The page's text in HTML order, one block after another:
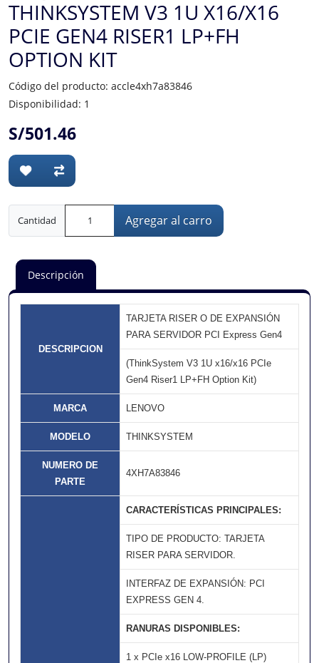
THINKSYSTEM V3 1U X16/X16
PCIE GEN4 RISER1 LP+FH
OPTION KIT
Código del producto: accle4xh7a83846
Disponibilidad: 1
S/501.46
Cantidad Agregar al carro
Descripción
DESCRIPCION
TARJETA RISER O DE EXPANSIÓN
PARA SERVIDOR PCI Express Gen4
(ThinkSystem V3 1U x16/x16 PCIe
Gen4 Riser1 LP+FH Option Kit)
MARCA LENOVO
MODELO THINKSYSTEM
NUMERO DE
PARTE
4XH7A83846
CARACTERÍSTICAS PRINCIPALES:
TIPO DE PRODUCTO: TARJETA
RISER PARA SERVIDOR.
INTERFAZ DE EXPANSIÓN: PCI
EXPRESS GEN 4.
RANURAS DISPONIBLES:
1 x PCIe x16 LOW-PROFILE (LP)